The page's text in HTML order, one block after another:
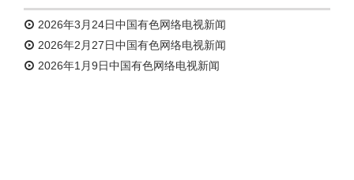
2026年3月24日中国有色网络电视新闻
2026年2月27日中国有色网络电视新闻
2026年1月9日中国有色网络电视新闻